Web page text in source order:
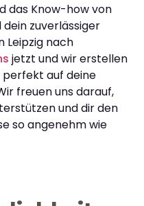
das Know-how von
dein zuverlässiger
Leipzig nach
jetzt und wir erstellen
perfekt auf deine
freuen uns darauf,
und dir den
so angenehm wie